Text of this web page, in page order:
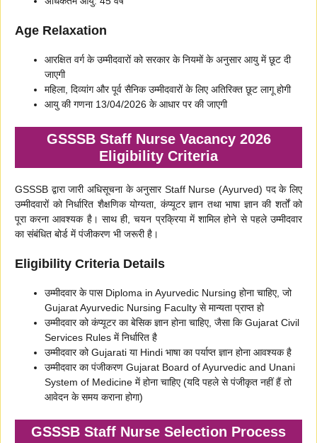
Age Relaxation
आरक्षित वर्ग के उम्मीदवारों को सरकार के नियमों के अनुसार आयु में छूट दी
जाएगी
महिला, दिव्यांग और पूर्व सैनिक उम्मीदवारों के लिए अतिरिक्त छूट लागू होगी
आयु की गणना 13/04/2026 के आधार पर की जाएगी
GSSSB Staff Nurse Vacancy 2026
Eligibility Criteria
GSSSB द्वारा जारी अधिसूचना के अनुसार Staff Nurse (Ayurved) पद के लिए
उम्मीदवारों को निर्धारित शैक्षणिक योग्यता, कंप्यूटर ज्ञान तथा भाषा ज्ञान की शर्तों को
पूरा करना आवश्यक है। साथ ही, चयन प्रक्रिया में शामिल होने से पहले उम्मीदवार
का संबंधित बोर्ड में पंजीकरण भी जरूरी है।
Eligibility Criteria Details
उम्मीदवार के पास Diploma in Ayurvedic Nursing होना चाहिए, जो
Gujarat Ayurvedic Nursing Faculty से मान्यता प्राप्त हो
उम्मीदवार को कंप्यूटर का बेसिक ज्ञान होना चाहिए, जैसा कि Gujarat Civil
Services Rules में निर्धारित है
उम्मीदवार को Gujarati या Hindi भाषा का पर्याप्त ज्ञान होना आवश्यक है
उम्मीदवार का पंजीकरण Gujarat Board of Ayurvedic and Unani
System of Medicine में होना चाहिए (यदि पहले से पंजीकृत नहीं हैं तो
आवेदन के समय कराना होगा)
GSSSB Staff Nurse Selection Process